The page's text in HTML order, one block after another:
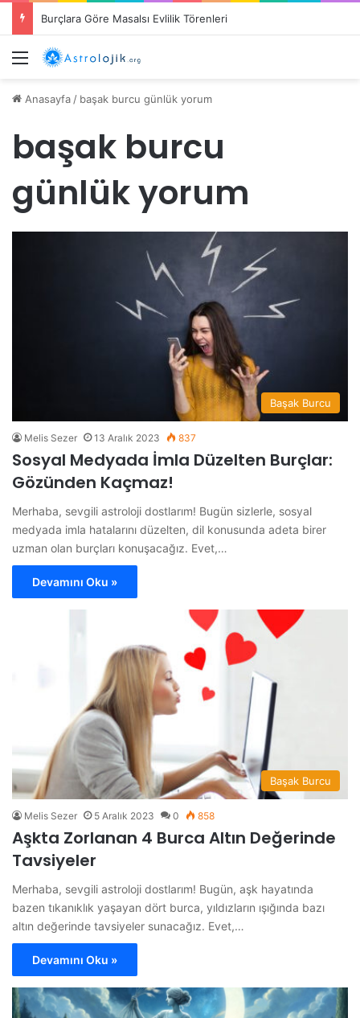
Burçlara Göre Masalsı Evlilik Törenleri
Menü
Anasayfa / başak burcu günlük yorum
başak burcu
günlük yorum
Başak Burcu
Melis Sezer 13 Aralık 2023 837
Sosyal Medyada İmla Düzelten Burçlar:
Gözünden Kaçmaz!
Merhaba, sevgili astroloji dostlarım! Bugün sizlerle, sosyal
medyada imla hatalarını düzelten, dil konusunda adeta birer
uzman olan burçları konuşacağız. Evet,…
Devamını Oku »
Başak Burcu
Melis Sezer 5 Aralık 2023 0 858
Aşkta Zorlanan 4 Burca Altın Değerinde
Tavsiyeler
Merhaba, sevgili astroloji dostlarım! Bugün, aşk hayatında
bazen tıkanıklık yaşayan dört burca, yıldızların ışığında bazı
altın değerinde tavsiyeler sunacağız. Evet,…
Devamını Oku »